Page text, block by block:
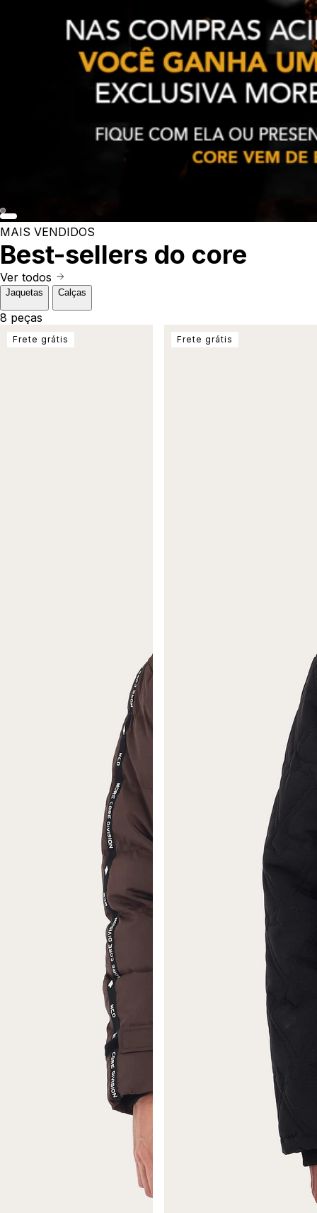
MAIS VENDIDOS
Best-sellers do core
Ver todos
Jaquetas Calças
8 peças
Frete grátis Frete grátis